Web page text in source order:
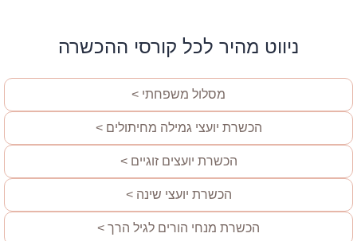
ניווט מהיר לכל קורסי ההכשרה
מסלול משפחתי >
הכשרת יועצי גמילה מחיתולים >
הכשרת יועצים זוגיים >
הכשרת יועצי שינה >
הכשרת מנחי הורים לגיל הרך >